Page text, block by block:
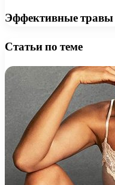
Эффективные
Статьи по теме